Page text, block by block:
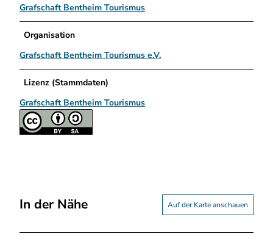
Grafschaft Bentheim Tourismus
Organisation
Grafschaft Bentheim Tourismus e.V.
Lizenz (Stammdaten)
Grafschaft Bentheim Tourismus
In der Nähe Auf der Karte anschauen